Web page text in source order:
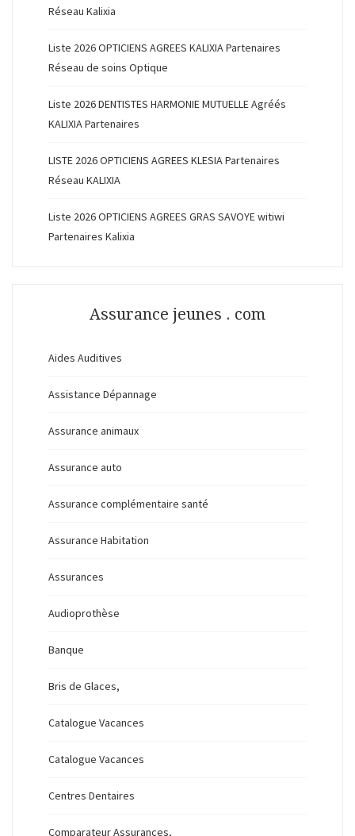
Réseau Kalixia
Liste 2026 OPTICIENS AGREES KALIXIA Partenaires
Réseau de soins Optique
Liste 2026 DENTISTES HARMONIE MUTUELLE Agréés
KALIXIA Partenaires
LISTE 2026 OPTICIENS AGREES KLESIA Partenaires
Réseau KALIXIA
Liste 2026 OPTICIENS AGREES GRAS SAVOYE witiwi
Partenaires Kalixia
Assurance jeunes . com
Aides Auditives
Assistance Dépannage
Assurance animaux
Assurance auto
Assurance complémentaire santé
Assurance Habitation
Assurances
Audioprothèse
Banque
Bris de Glaces,
Catalogue Vacances
Catalogue Vacances
Centres Dentaires
Comparateur Assurances,